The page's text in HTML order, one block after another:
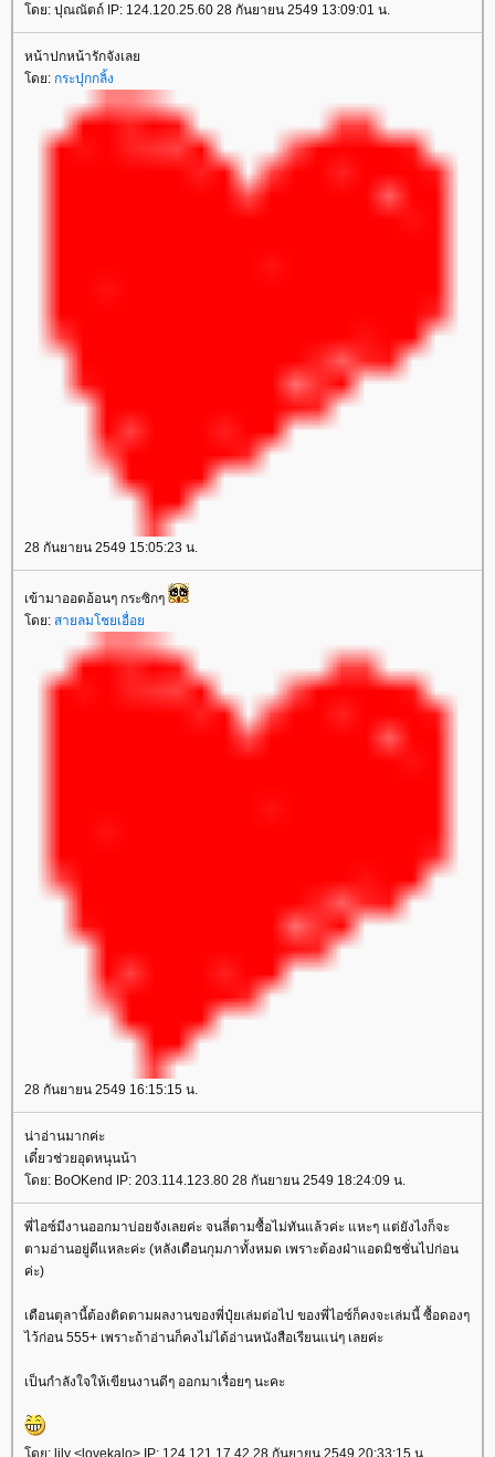
ดย: ปุณณัตถ์ IP: 124.120.25.60 28 กันยายน 2549 13:09:01 น.
หน้าปกหน้ารักจังเล
ดย: กระปุกกลิ้ง
28 กันยายน 2549 15:05:23 น.
เข้ามาออดอ้อนๆ กระซิกๆ
ดย: สายลมโชยเอื่อ
28 กันยายน 2549 16:15:15 น.
น่าอ่านมากค่ะ
เดี๋ยวช่วยอุดหนุนน้า
ดย: BoOKend IP: 203.114.123.80 28 กันยายน 2549 18:24:09 น.
พี่ไอซ์มีงานออกมาบ่อยจังเลยค่ะ จนลี่ตามซื้อไม่ทันแล้วค่ะ แหะๆ แต่ยังไงก็จะ
ตามอ่านอยู่ดีแหละค่ะ (หลังเดือนกุมภาทั้งหมด เพราะต้องฝ่าแอดมิชชั่นไปก่อน
ค่ะ)
เดือนตุลานี้ต้องติดตามผลงานของพี่ปุ๋ยเล่มต่อไป ของพี่ไอซ์ก็คงจะเล่มนี้ ซื้อดองๆ
ไว้ก่อน 555+ เพราะถ้าอ่านก็คงไม่ได้อ่านหนังสือเรียนแน่ๆ เลยค่ะ
เป็นกำลังใจให้เขียนงานดีๆ ออกมาเรื่อยๆ นะคะ